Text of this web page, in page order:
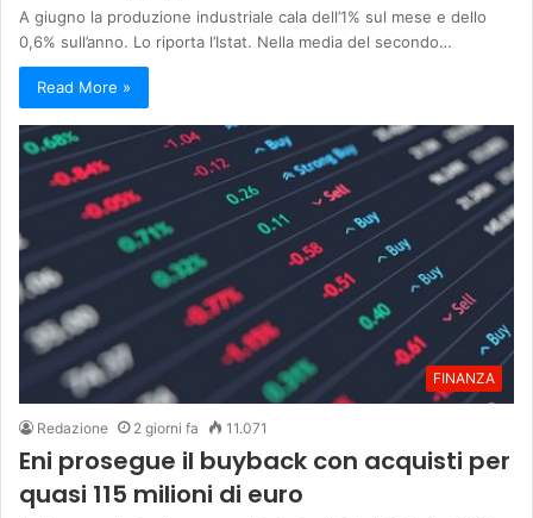
A giugno la produzione industriale cala dell’1% sul mese e dello
0,6% sull’anno. Lo riporta l’Istat. Nella media del secondo…
Read More »
FINANZA
Redazione 2 giorni fa 11.071
Eni prosegue il buyback con acquisti per
quasi 115 milioni di euro